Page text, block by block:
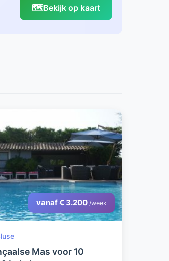
🗺️Bekijk op kaart
vanaf € 3.200 /week
Mas voor 10